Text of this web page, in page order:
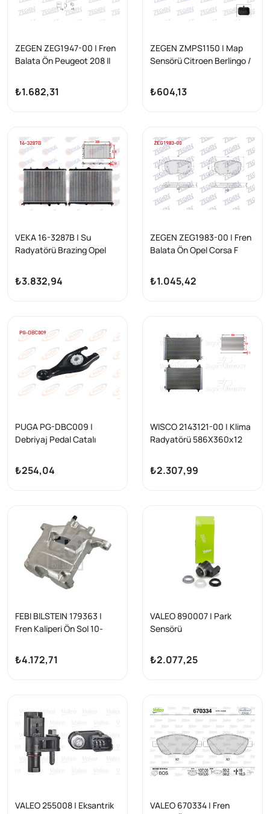
ZEGEN ZEG1947-00 | Fren
Balata Ön Peugeot 208 II
Citroen C4 III 2020-/ C4 X
2022 -
₺1.682,31
ZEGEN ZMPS1150 | Map
Sensörü Citroen Berlingo /
Aircross / Ds3 / Ds7 /
Peugeot 208 / 308 / 408 /
Corsa / Combo / Mokka /
Crossland / Grandland
₺604,13
VEKA 16-3287B | Su
Radyatörü Brazing Opel
Hp At8 / Mokka / Peugeot
208 II / 2008 II / 1.2
₺3.832,94
ZEGEN ZEG1983-00 | Fren
Balata Ön Opel Corsa F
Citroen C3 2024-/ Ds 3 /
Peugeot 2008 II 2019-/
₺1.045,42
PUGA PG-DBC009 |
Debriyaj Pedal Catalı
Tepee 2006-2012
₺254,04
WISCO 2143121-00 | Klima
Radyatörü 586X360x12
2008 Citroen C4 1.2 1.5 19
>
₺2.307,99
FEBI BILSTEIN 179363 |
Fren Kaliperi Ön Sol 10-
₺4.172,71
VALEO 890007 | Park
Sensörü
X5 A3-S3-Golf VII/VIII-Leon
III-Octavia III
₺2.077,25
VALEO 255008 | Eksantrik
VALEO 670334 | Fren